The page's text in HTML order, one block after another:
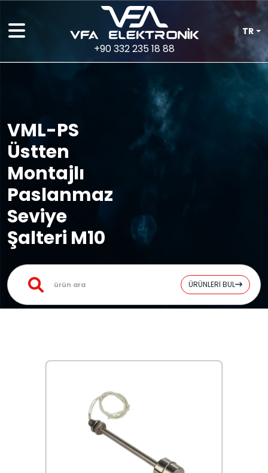
+90 332 235 18 88
TR
VML-PS
Üstten
Montajlı
Paslanmaz
Seviye
Şalteri M10
ÜRÜNLERİ BUL